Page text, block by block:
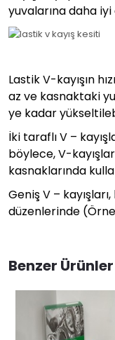
yuvalarına daha iyi
Lastik V-kayışın
az ve kasnaktaki
ye kadar
İki taraflı V –
böylece, V-
kasnaklarında
Geniş V –
düzenlerinde
Benzer Ürünler